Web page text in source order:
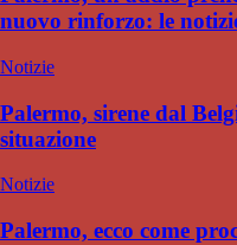
nuovo rinforzo: le
Notizie
Palermo, sirene dal
situazione
Notizie
Palermo, ecco come